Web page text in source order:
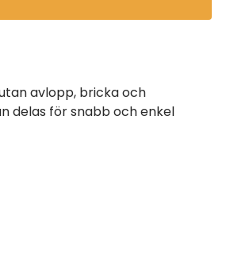
avlopp, bricka och
delas för snabb och enkel